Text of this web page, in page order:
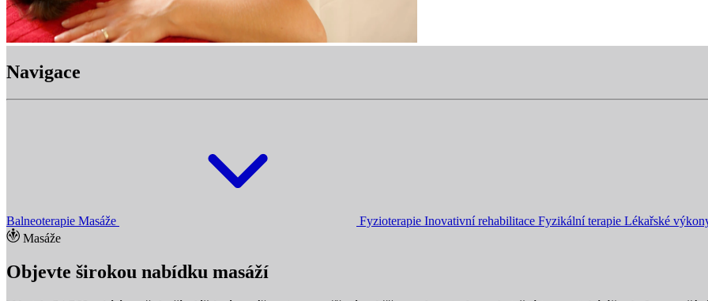
Navigace
Balneoterapie Masáže Fyzioterapie Inovativní rehabilitace Fyzikální terapie Lékařské
Masáže
Objevte širokou nabídku masáží